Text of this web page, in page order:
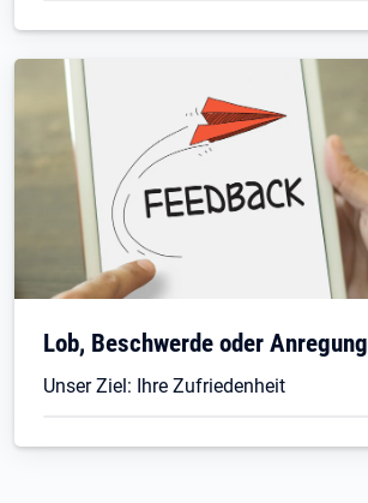
Lob, Beschwerde oder Anregung
Unser Ziel: Ihre Zufriedenheit